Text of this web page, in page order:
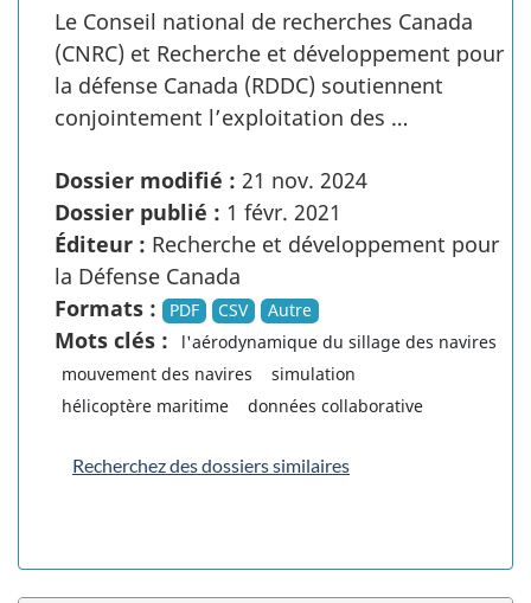
Le Conseil national de recherches Canada
(CNRC) et Recherche et d´eveloppement pour
la d´efense Canada (RDDC) soutiennent
conjointement l’exploitation des …
Dossier modifié : 21 nov. 2024
Dossier publié : 1 févr. 2021
Éditeur : Recherche et développement pour
la Défense Canada
Formats :
PDF CSV Autre
Mots clés :
l'aérodynamique du sillage des navires
mouvement des navires
simulation
hélicoptère maritime
données collaborative
Recherchez des dossiers similaires